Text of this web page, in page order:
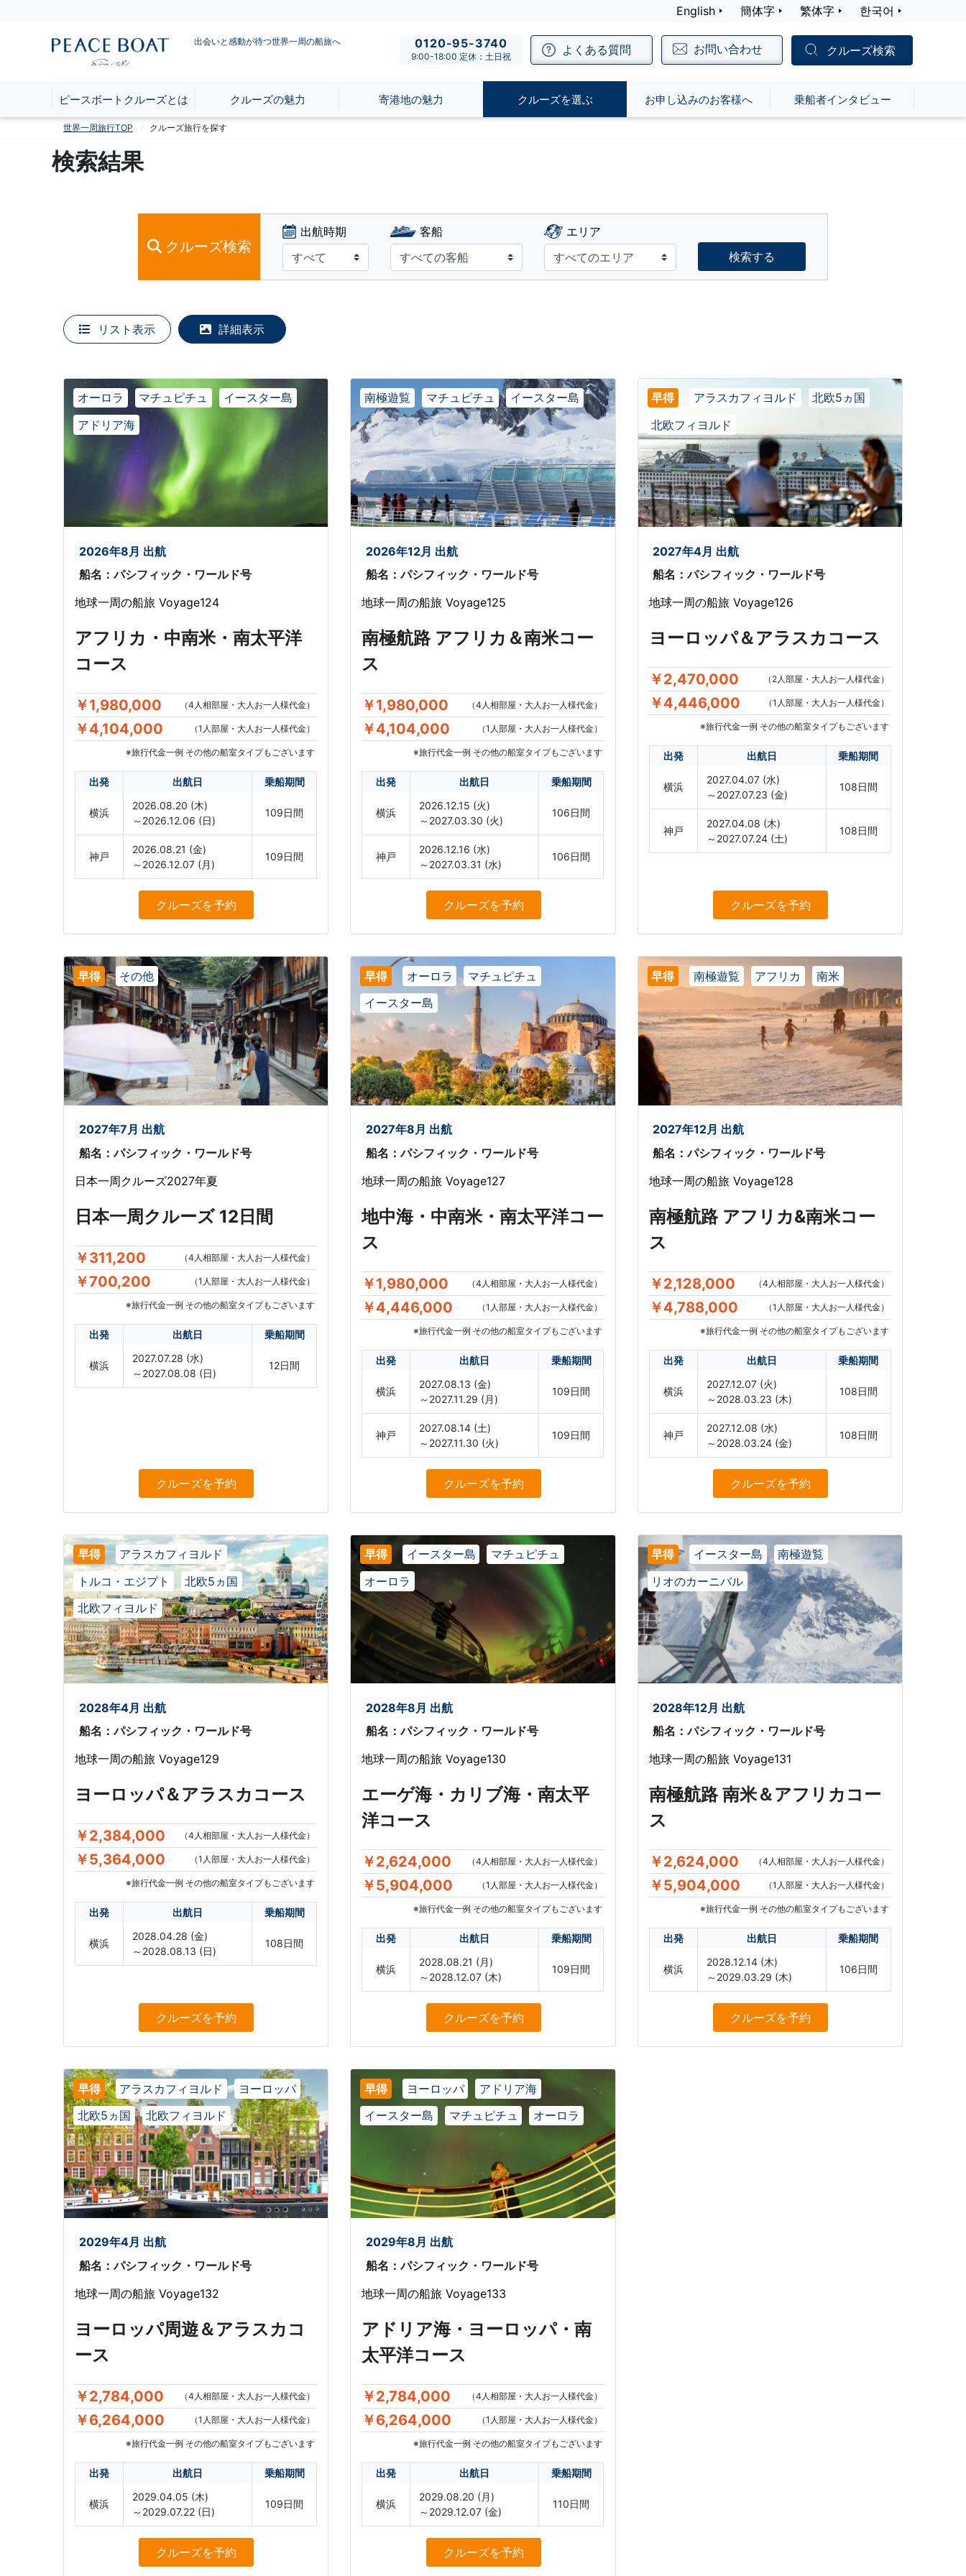
English 簡体字 繁体字 한국어
出会いと感動が待つ世界一周の船旅へ 0120-95-3740
9:00-18:00 定休：土日祝 よくある質問 お問い合わせ クルーズ検索
ピースボートクルーズとは クルーズの魅力 寄港地の魅力 クルーズを選ぶ お申し込みのお客様へ 乗船者インタビュー
世界一周旅行TOP クルーズ旅行を探す
検索結果
クルーズ検索
出航時期 客船
エリア
検索する
リスト表示 詳細表示
オーロラ マチュピチュ
イースター島
アドリア海
2026年8月 出航
船名：パシフィック・ワールド号
地球一周の船旅 Voyage124
アフリカ・中南米・南太平洋
コース
￥1,980,000 （4人相部屋・大人お一人様代金）
￥4,104,000 （1人部屋・大人お一人様代金）
※旅行代金一例 その他の船室タイプもございます
出発 出航日 乗船期間
横浜
2026.08.20 (木)
～2026.12.06 (日)
109日間
神戸
2026.08.21 (金)
～2026.12.07 (月)
109日間
クルーズを予約
南極遊覧 マチュピチュ イースター島
2026年12月 出航
船名：パシフィック・ワールド号
地球一周の船旅 Voyage125
南極航路 アフリカ＆南米コー
ス
￥1,980,000 （4人相部屋・大人お一人様代金）
￥4,104,000 （1人部屋・大人お一人様代金）
※旅行代金一例 その他の船室タイプもございます
出発 出航日 乗船期間
横浜
2026.12.15 (火)
～2027.03.30 (火)
106日間
神戸
2026.12.16 (水)
～2027.03.31 (水)
106日間
クルーズを予約
早得 アラスカフィヨルド
北欧5ヵ国
北欧フィヨルド
2027年4月 出航
船名：パシフィック・ワールド号
地球一周の船旅 Voyage126
ヨーロッパ＆アラスカコース
￥2,470,000 （2人部屋・大人お一人様代金）
￥4,446,000 （1人部屋・大人お一人様代金）
※旅行代金一例 その他の船室タイプもございます
出発 出航日 乗船期間
横浜
2027.04.07 (水)
～2027.07.23 (金)
108日間
神戸
2027.04.08 (木)
～2027.07.24 (土)
108日間
クルーズを予約
早得 その他
2027年7月 出航
船名：パシフィック・ワールド号
日本一周クルーズ2027年夏
日本一周クルーズ 12日間
￥311,200 （4人相部屋・大人お一人様代金）
￥700,200 （1人部屋・大人お一人様代金）
※旅行代金一例 その他の船室タイプもございます
出発 出航日 乗船期間
横浜
2027.07.28 (水)
～2027.08.08 (日)
12日間
クルーズを予約
早得 オーロラ
マチュピチュ
イースター島
2027年8月 出航
船名：パシフィック・ワールド号
地球一周の船旅 Voyage127
地中海・中南米・南太平洋コー
ス
￥1,980,000 （4人相部屋・大人お一人様代金）
￥4,446,000 （1人部屋・大人お一人様代金）
※旅行代金一例 その他の船室タイプもございます
出発 出航日 乗船期間
横浜
2027.08.13 (金)
～2027.11.29 (月)
109日間
神戸
2027.08.14 (土)
～2027.11.30 (火)
109日間
クルーズを予約
早得 南極遊覧 アフリカ 南米
2027年12月 出航
船名：パシフィック・ワールド号
地球一周の船旅 Voyage128
南極航路 アフリカ&南米コー
ス
￥2,128,000 （4人相部屋・大人お一人様代金）
￥4,788,000 （1人部屋・大人お一人様代金）
※旅行代金一例 その他の船室タイプもございます
出発 出航日 乗船期間
横浜
2027.12.07 (火)
～2028.03.23 (木)
108日間
神戸
2027.12.08 (水)
～2028.03.24 (金)
108日間
クルーズを予約
早得
アラスカフィヨルド
トルコ・エジプト
北欧5ヵ国
北欧フィヨルド
2028年4月 出航
船名：パシフィック・ワールド号
地球一周の船旅 Voyage129
ヨーロッパ＆アラスカコース
￥2,384,000 （4人相部屋・大人お一人様代金）
￥5,364,000 （1人部屋・大人お一人様代金）
※旅行代金一例 その他の船室タイプもございます
出発 出航日 乗船期間
横浜
2028.04.28 (金)
～2028.08.13 (日)
108日間
クルーズを予約
早得 イースター島
マチュピチュ
オーロラ
2028年8月 出航
船名：パシフィック・ワールド号
地球一周の船旅 Voyage130
エーゲ海・カリブ海・南太平
洋コース
￥2,624,000 （4人相部屋・大人お一人様代金）
￥5,904,000 （1人部屋・大人お一人様代金）
※旅行代金一例 その他の船室タイプもございます
出発 出航日 乗船期間
横浜
2028.08.21 (月)
～2028.12.07 (木)
109日間
クルーズを予約
早得 イースター島
南極遊覧
リオのカーニバル
2028年12月 出航
船名：パシフィック・ワールド号
地球一周の船旅 Voyage131
南極航路 南米＆アフリカコー
ス
￥2,624,000 （4人相部屋・大人お一人様代金）
￥5,904,000 （1人部屋・大人お一人様代金）
※旅行代金一例 その他の船室タイプもございます
出発 出航日 乗船期間
横浜
2028.12.14 (木)
～2029.03.29 (木)
106日間
クルーズを予約
早得 アラスカフィヨルド
ヨーロッパ
北欧5ヵ国
北欧フィヨルド
2029年4月 出航
船名：パシフィック・ワールド号
地球一周の船旅 Voyage132
ヨーロッパ周遊＆アラスカコ
ース
￥2,784,000 （4人相部屋・大人お一人様代金）
￥6,264,000 （1人部屋・大人お一人様代金）
※旅行代金一例 その他の船室タイプもございます
出発 出航日 乗船期間
横浜
2029.04.05 (木)
～2029.07.22 (日)
109日間
クルーズを予約
早得 ヨーロッパ
アドリア海
イースター島
マチュピチュ オーロラ
2029年8月 出航
船名：パシフィック・ワールド号
地球一周の船旅 Voyage133
アドリア海・ヨーロッパ・南
太平洋コース
￥2,784,000 （4人相部屋・大人お一人様代金）
￥6,264,000 （1人部屋・大人お一人様代金）
※旅行代金一例 その他の船室タイプもございます
出発 出航日 乗船期間
横浜
2029.08.20 (月)
～2029.12.07 (金)
110日間
クルーズを予約